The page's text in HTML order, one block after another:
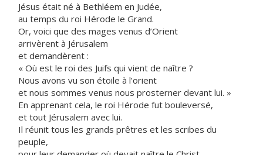
Jésus était né à Bethléem en Judée,
au temps du roi Hérode le Grand.
Or, voici que des mages venus d’Orient
arrivèrent à Jérusalem
et demandèrent :
« Où est le roi des Juifs qui vient de naître ?
Nous avons vu son étoile à l’orient
et nous sommes venus nous prosterner devant lui. »
En apprenant cela, le roi Hérode fut bouleversé,
et tout Jérusalem avec lui.
Il réunit tous les grands prêtres et les scribes du
peuple,